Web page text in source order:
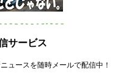
サービス
ュースを随時メールで配信中！